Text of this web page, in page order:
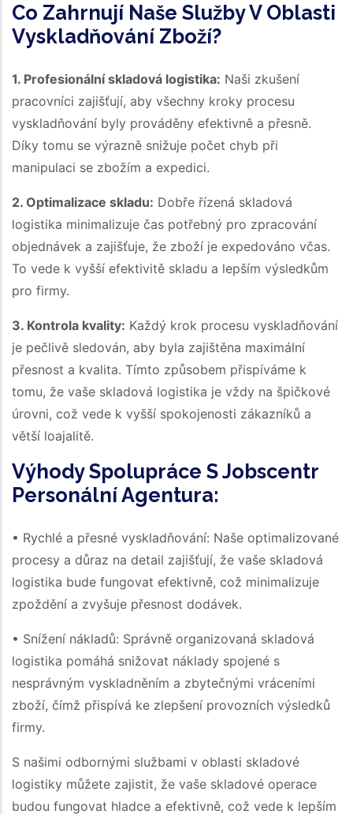
Co Zahrnují Naše Služby V Oblasti
Vyskladňování Zboží?
1. Profesionální skladová logistika: Naši zkušení
pracovníci zajišťují, aby všechny kroky procesu
vyskladňování byly prováděny efektivně a přesně.
Díky tomu se výrazně snižuje počet chyb při
manipulaci se zbožím a expedici.
2. Optimalizace skladu: Dobře řízená skladová
logistika minimalizuje čas potřebný pro zpracování
objednávek a zajišťuje, že zboží je expedováno včas.
To vede k vyšší efektivitě skladu a lepším výsledkům
pro firmy.
3. Kontrola kvality: Každý krok procesu vyskladňování
je pečlivě sledován, aby byla zajištěna maximální
přesnost a kvalita. Tímto způsobem přispíváme k
tomu, že vaše skladová logistika je vždy na špičkové
úrovni, což vede k vyšší spokojenosti zákazníků a
větší loajalitě.
Výhody Spolupráce S Jobscentr
Personální Agentura:
• Rychlé a přesné vyskladňování: Naše optimalizované
procesy a důraz na detail zajišťují, že vaše skladová
logistika bude fungovat efektivně, což minimalizuje
zpoždění a zvyšuje přesnost dodávek.
• Snížení nákladů: Správně organizovaná skladová
logistika pomáhá snižovat náklady spojené s
nesprávným vyskladněním a zbytečnými vráceními
zboží, čímž přispívá ke zlepšení provozních výsledků
firmy.
S našimi odbornými službami v oblasti skladové
logistiky můžete zajistit, že vaše skladové operace
budou fungovat hladce a efektivně, což vede k lepším